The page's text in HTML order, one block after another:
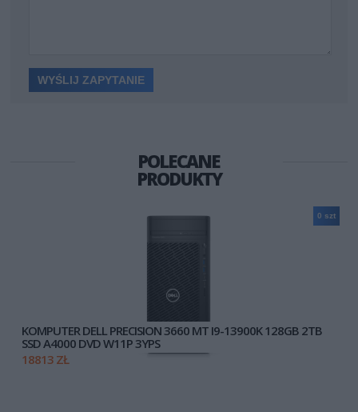
POLECANE
PRODUKTY
KOMPUTER DELL PRECISION 3660 MT I9-13900K 128GB 2TB
SSD A4000 DVD W11P 3YPS
18813 ZŁ
0 szt